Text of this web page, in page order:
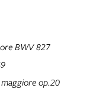
BWV 827
op.20